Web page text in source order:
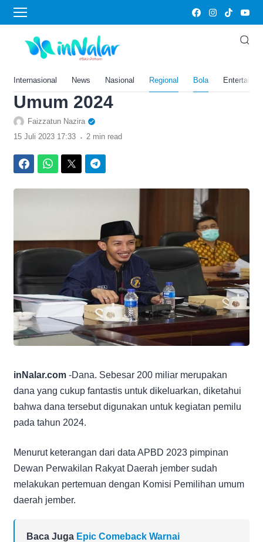
Internasional News Nasional Regional Bola
Home›Bola
Jadi Sorotan! Daerah
Jember Telan Dana Hingga
200 Miliar untuk Pemilhan
Umum 2024
Faizzatun Nazira
15 Juli 2023 17:33 . 2 min read
inNalar.com -Dana. Sebesar 200 miliar merupakan
dana yang cukup fantastis untuk dikeluarkan, diketahui
bahwa dana tersebut digunakan untuk kegiatan pemilu
pada tahun 2024.
Menurut keterangan dari data APBD 2023 pimpinan
Dewan Perwakilan Rakyat Daerah jember sudah
melakukan pertemuan dengan Komisi Pemilihan umum
daerah jember.
Baca Juga Epic Comeback Warnai